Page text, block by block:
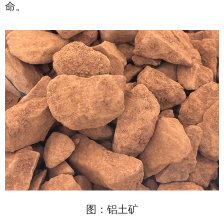
命。
图：铝土矿